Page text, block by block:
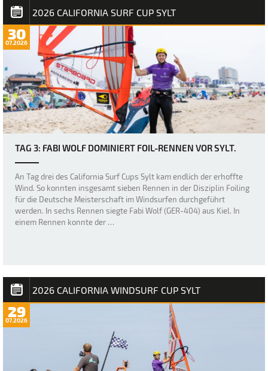
2026 CALIFORNIA SURF CUP SYLT
30
07.2026
TAG 3: FABI WOLF DOMINIERT FOIL-RENNEN VOR SYLT.
An Tag drei des California Surf Cups Sylt kam endlich der erhoffte
Wind. So konnten insgesamt sieben Rennen in der Disziplin Foiling
für die Deutsche Meisterschaft im Windsurfen durchgeführt
werden. In sechs Rennen siegte Fabi Wolf (GER-404) aus Kiel. In
einem Rennen konnte der …
2026 CALIFORNIA WINDSURF CUP SYLT
29
07.2026